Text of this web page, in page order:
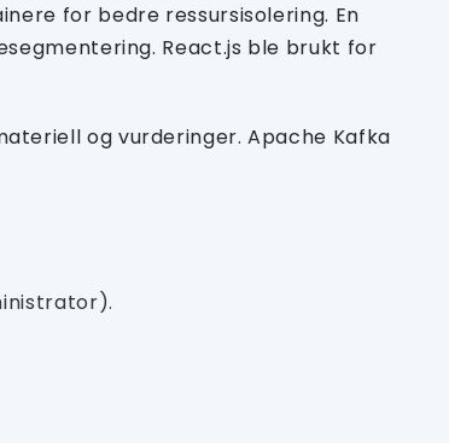
for bedre ressursisolering. En
React.js ble brukt for
og vurderinger. Apache Kafka